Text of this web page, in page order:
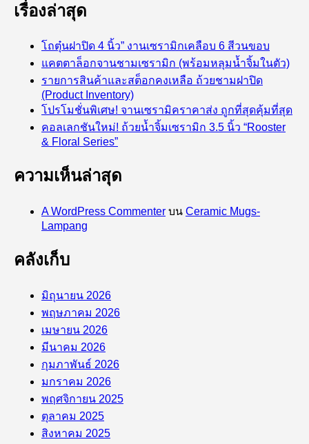
เรื่องล่าสุด
โถตุ๋นฝาปิด 4 นิ้ว” งานเซรามิกเคลือบ 6 สีวนขอบ
แคตตาล็อกจานชามเซรามิก (พร้อมหลุมน้ำจิ้มในตัว)
รายการสินค้าและสต็อกคงเหลือ ถ้วยชามฝาปิด
(Product Inventory)
โปรโมชั่นพิเศษ! จานเซรามิคราคาส่ง ถูกที่สุดคุ้มที่สุด
คอลเลกชันใหม่! ถ้วยน้ำจิ้มเซรามิก 3.5 นิ้ว “Rooster
& Floral Series”
ความเห็นล่าสุด
A WordPress Commenter บน Ceramic Mugs-
Lampang
คลังเก็บ
มิถุนายน 2026
พฤษภาคม 2026
เมษายน 2026
มีนาคม 2026
กุมภาพันธ์ 2026
มกราคม 2026
พฤศจิกายน 2025
ตุลาคม 2025
สิงหาคม 2025